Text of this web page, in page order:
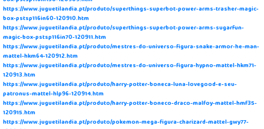
https://www.juguetilandia.pt/produto/superthings-superbot-power-arms-trasher-magic-
box-pstsp116in60-120910.htm
https://www.juguetilandia.pt/produto/superthings-superbot-power-arms-sugarfun-
magic-box-pstsp116in70-120911.htm
https://www.juguetilandia.pt/produto/mestres-do-universo-figura-snake-armor-he-man-
mattel-hkm64-120912.htm
https://www.juguetilandia.pt/produto/mestres-do-universo-figura-hypno-mattel-hkm71-
120913.htm
https://www.juguetilandia.pt/produto/harry-potter-boneca-luna-lovegood-e-seu-
patronus-mattel-hlp96-120914.htm
https://www.juguetilandia.pt/produto/harry-potter-boneco-draco-malfoy-mattel-hmf35-
120915.htm
https://www.juguetilandia.pt/produto/pokemon-mega-figura-charizard-mattel-gwy77-